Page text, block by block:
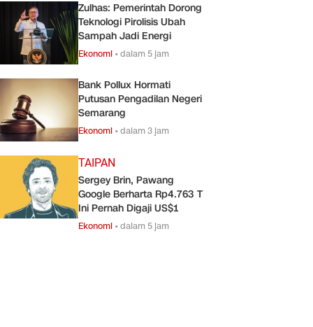
Zulhas: Pemerintah Dorong
Teknologi Pirolisis Ubah
Sampah Jadi Energi
Ekonomi •dalam 5 jam
Bank Pollux Hormati
Putusan Pengadilan Negeri
Semarang
Ekonomi •dalam 3 jam
TAIPAN
Sergey Brin, Pawang
Google Berharta Rp4.763 T
Ini Pernah Digaji US$1
Ekonomi •dalam 5 jam